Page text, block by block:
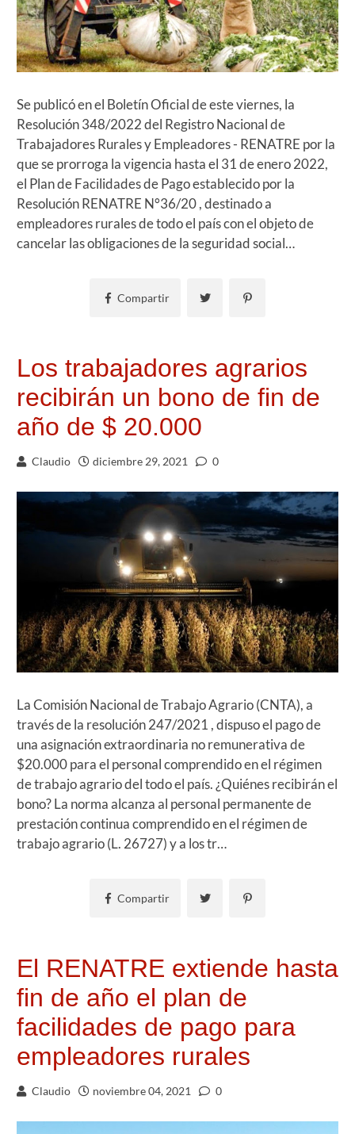
Se publicó en el Boletín Oficial de este viernes, la
Resolución 348/2022 del Registro Nacional de
Trabajadores Rurales y Empleadores - RENATRE por la
que se prorroga la vigencia hasta el 31 de enero 2022,
el Plan de Facilidades de Pago establecido por la
Resolución RENATRE N°36/20 , destinado a
empleadores rurales de todo el país con el objeto de
cancelar las obligaciones de la seguridad social…
Compartir
Los trabajadores agrarios
recibirán un bono de fin de
año de $ 20.000
Claudio diciembre 29, 2021 0
La Comisión Nacional de Trabajo Agrario (CNTA), a
través de la resolución 247/2021 , dispuso el pago de
una asignación extraordinaria no remunerativa de
$20.000 para el personal comprendido en el régimen
de trabajo agrario del todo el país. ¿Quiénes recibirán el
bono? La norma alcanza al personal permanente de
prestación continua comprendido en el régimen de
trabajo agrario (L. 26727) y a los tr…
Compartir
El RENATRE extiende hasta
fin de año el plan de
facilidades de pago para
empleadores rurales
Claudio noviembre 04, 2021 0